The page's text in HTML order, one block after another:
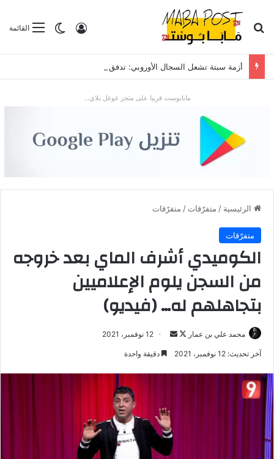
القائمةالوضع
تسجيل الدخول بحث عن
مابابوست قريبا على متجر غوغل بلاي...
الرئيسية / متفرّقات / متفرّقات
متفرّقات
الكوميدي أشرف الماي بعد خروجه
من السجن يلوم الإعلاميين
بتجاهلهم له… (فيديو)
محمد علي بن عمار
تابع
على
أرسل
بريدا
12 نوفمبر، 2021
آخر تحديث: 12 نوفمبر، 2021 دقيقة واحدة